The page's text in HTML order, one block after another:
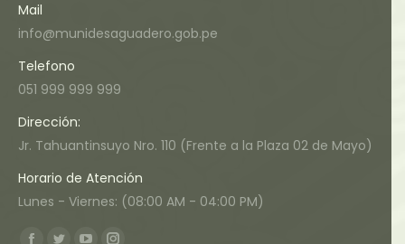
Mail
info@munidesaguadero.gob.pe
Telefono
051 999 999 999
Dirección:
Jr. Tahuantinsuyo Nro. 110 (Frente a la Plaza 02 de Mayo)
Horario de Atención
Lunes - Viernes: (08:00 AM - 04:00 PM)
Encuéntranos en: